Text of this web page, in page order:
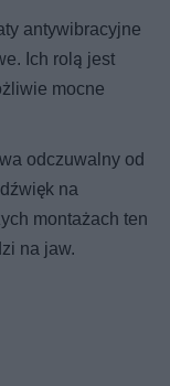
antywibracyjne
Ich rolą jest
mocne
odczuwalny od
na
montażach ten
na jaw.